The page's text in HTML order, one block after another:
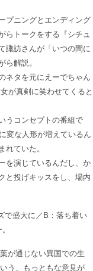
プニングとエンディング
らトークをする『シチュ
諏訪さんが「いつの間に
ら解説。
ネタを元にえーでちゃん
が真剣に笑わせてくると
うコンセプトの番組で
変な人形が増えているん
れていた。
を演じているんだし、か
と投げキッスをし、場内
で盛大に／B：落ち着い
が通じない異国での生
う、もっともな意見が